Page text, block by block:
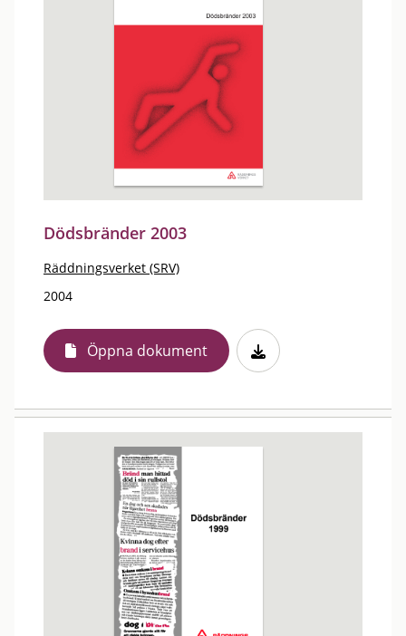
Dödsbränder 2003
Räddningsverket (SRV)
2004
Öppna dokument